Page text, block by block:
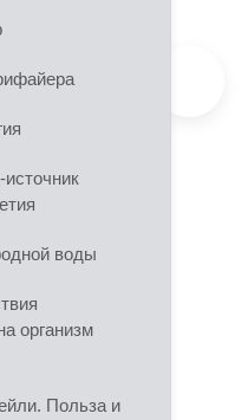
воды
организм
Польза и